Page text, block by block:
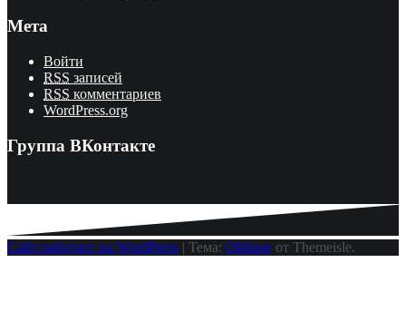
Мета
Войти
RSS записей
RSS комментариев
WordPress.org
Группа ВКонтакте
Сайт работает на WordPress | Тема: Oblique от Themeisle.